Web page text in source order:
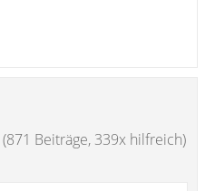
(871 Beiträge, 339x hilfreich)